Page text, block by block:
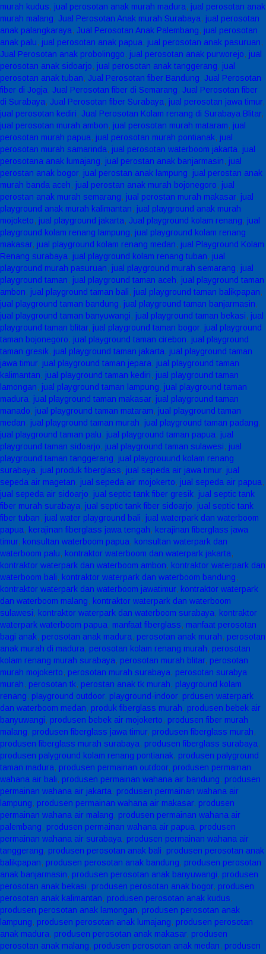
murah kudus, jual perosotan anak murah madura, jual perosotan anak
murah malang, Jual Perosotan Anak murah Surabaya, jual perosotan
anak palangkaraya, Jual Perosotan Anak Palembang, jual perosotan
anak palu, jual perosotan anak papua, jual perosotan anak pasuruan,
Jual Perosotan anak probolinggo, jual perosotan anak purworejo, jual
perosotan anak sidoarjo, jual perosotan anak tanggerang, jual
perosotan anak tuban, Jual Perosotan fiber Bandung, Jual Perosotan
fiber di Jogja, Jual Perosotan fiber di Semarang, Jual Perosotan fiber
di Surabaya, Jual Perosotan fiber Surabaya, jual perosotan jawa timur,
jual perosotan kediri, Jual Perosotan Kolam renang di Surabaya Blitar,
jual perosotan murah ambon, jual perosotan murah mataram, jual
perosotan murah papua, jual perosotan murah pontianak, jual
perosotan murah samarinda, jual perosotan waterboom jakarta, jual
perosotana anak lumajang, jual perostan anak banjarmasin, jual
perostan anak bogor, jual perostan anak lampung, jual perostan anak
murah banda aceh, jual perostan anak murah bojonegoro, jual
perostan anak murah semarang, jual perostan murah makasar, jual
playground anak murah kalimantan, jual playground anak murah
mojoketo, jual playground jakarta, Jual playground kolam renang, jual
playground kolam renang lampung, jual playground kolam renang
makasar, jual playground kolam renang medan, jual Playground Kolam
Renang surabaya, jual playground kolam renang tuban, jual
playground murah pasuruan, jual playground murah semarang, jual
playground taman, jual playground taman aceh, jual playground taman
ambon, jual playground taman bali, jual playground taman balikpapan,
jual playground taman bandung, jual playground taman banjarmasin,
jual playground taman banyuwangi, jual playground taman bekasi, jual
playground taman blitar, jual playground taman bogor, jual playground
taman bojonegoro, jual playground taman cirebon, jual playground
taman gresik, jual playground taman jakarta, jual playground taman
jawa timur, jual playground taman jepara, jual playground taman
kalimantan, jual playground taman kediri, jual playground taman
lamongan, jual playground taman lampung, jual playground taman
madura, jual playground taman makasar, jual playground taman
manado, jual playground taman mataram, jual playground taman
medan, jual playground taman murah, jual playground taman padang,
jual playground taman palu, jual playground taman papua, jual
playground taman sidoarjo, jual playground taman sulawesi, jual
playground taman tanggerang, jual playgrouund kolam renang
surabaya, jual produk fiberglass, jual sepeda air jawa timur, jual
sepeda air magetan, jual sepeda air mojokerto, jual sepeda air papua,
jual sepeda air sidoarjo, jual septic tank fiber gresik, jual septic tank
fiber murah surabaya, jual septic tank fiber sidoarjo, jual septic tank
fiber tuban, jual water playground bali, jual waterpark dan waterboom
papua, kerajinan fiberglass jawa tengah, kerajinan fiberglass jawa
timur, konsultan waterboom papua, konsultan waterpark dan
waterboom palu, kontraktor waterboom dan waterpark jakarta,
kontraktor waterpark dan waterboom ambon, kontraktor waterpark dan
waterboom bali, kontraktor waterpark dan waterboom bandung,
kontraktor waterpark dan waterboom jawatimur, kontraktor waterpark
dan waterboom malang, kontraktor waterpark dan waterboom
sulawesi, kontraktor waterpark dan waterboom surabaya, kontraktor
waterpark waterboom papua, manfaat fiberglass, manfaat perosotan
bagi anak, perosotan anak madura, perosotan anak murah, perosotan
anak murah di madura, perosotan kolam renang murah, perosotan
kolam renang murah surabaya, perosotan murah blitar, perosotan
murah mojokerto, perosotan murah surabaya, perosotan surabya
murah, perosotan tk, perostan anak tk murah, playground kolam
renang, playground outdoor, playground-indoor, prdusen waterpark
dan waterboom medan, produk fiberglass murah, produsen bebek air
banyuwangi, produsen bebek air mojokerto, produsen fiber murah
malang, produsen fiberglass jawa timur, produsen fiberglass murah,
produsen fiberglass murah surabaya, produsen fiberglass surabaya,
produsen palyground kolam renang pontianak, produsen palyground
taman madura, produsen permainan outdoor, produsen permainan
wahana air bali, produsen permainan wahana air bandung, produsen
permainan wahana air jakarta, produsen permainan wahana air
lampung, produsen permainan wahana air makasar, produsen
permainan wahana air malang, produsen permainan wahana air
palembang, produsen permainan wahana air papua, produsen
permainan wahana air surabaya, produsen permainan wahana air
tanggerang, produsen perosotan anak bali, produsen perosotan anak
balikpapan, produsen perosotan anak bandung, produsen perosotan
anak banjarmasin, produsen perosotan anak banyuwangi, produsen
perosotan anak bekasi, produsen perosotan anak bogor, produsen
perosotan anak kalimantan, produsen perosotan anak kudus,
produsen perosotan anak lamongan, produsen perosotan anak
lampung, produsen perosotan anak lumajang, produsen perosotan
anak madura, produsen perosotan anak makasar, produsen
perosotan anak malang, produsen perosotan anak medan, produsen